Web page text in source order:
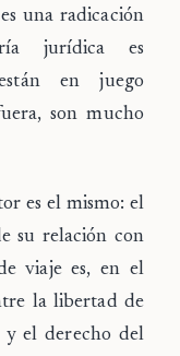
una radicación
jurídica es
en juego
son mucho
es el mismo: el
su relación con
viaje es, en el
la libertad de
el derecho del